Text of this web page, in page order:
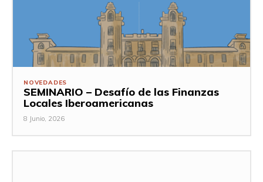
NOVEDADES
SEMINARIO – Desafío de las Finanzas
Locales Iberoamericanas
8 Junio, 2026